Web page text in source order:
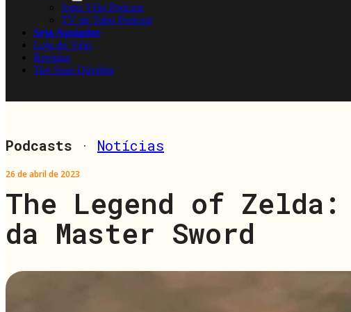
Jogo Véio Podcast
TV de Tubo Podcast
Seja Apoiador
Loja do Véio
Revistas
Tire Suas Dúvidas
Podcasts · Notícias
26 de abril de 2023
The Legend of
da Master Sword